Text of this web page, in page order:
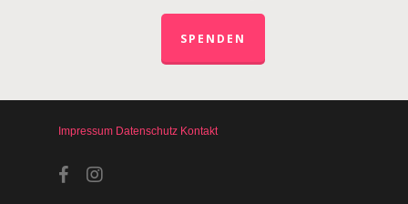
SPENDEN
Impressum Datenschutz Kontakt
facebookinstagram